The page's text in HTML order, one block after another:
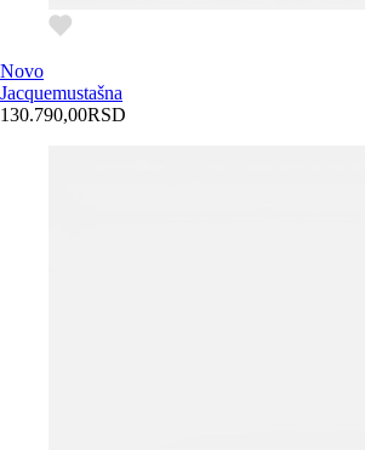
Novo
Jacquemustašna
130.790,00RSD